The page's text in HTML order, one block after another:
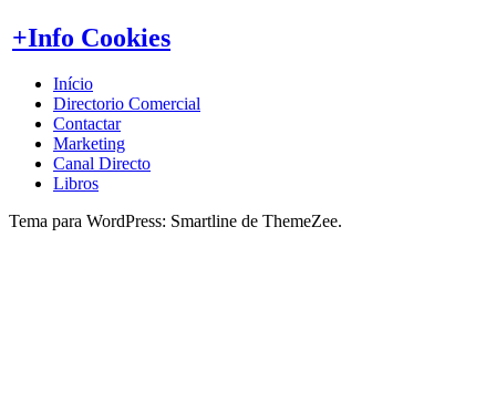
+Info Cookies
Início
Directorio Comercial
Contactar
Marketing
Canal Directo
Libros
Tema para WordPress: Smartline de ThemeZee.